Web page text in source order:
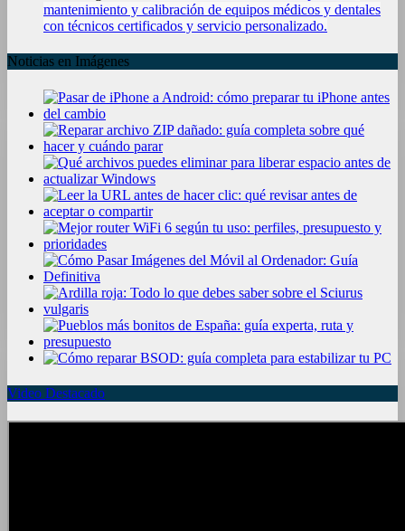
mantenimiento y calibración de equipos médicos y dentales
con técnicos certificados y servicio personalizado.
Noticias en Imágenes
Video Destacado